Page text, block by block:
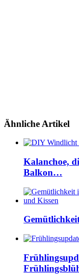
Ähnliche Artikel
Kalanchoe,
Balkon…